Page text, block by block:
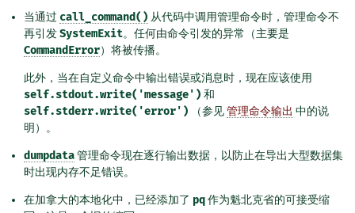
当通过 call_command() 从代码中调用管理命令时，管理命令不
再引发SystemExit。任何由命令引发的异常（主要是
CommandError）将被传播。
此外，当在自定义命令中输出错误或消息时，现在应该使用
self.stdout.write('message') 和
self.stderr.write('error') （参见管理命令输出 中的说
明）。
dumpdata管理命令现在逐行输出数据，以防止在导出大型数据集
时出现内存不足错误。
在加拿大的本地化中，已经添加了 pq作为魁北克省的可接受缩